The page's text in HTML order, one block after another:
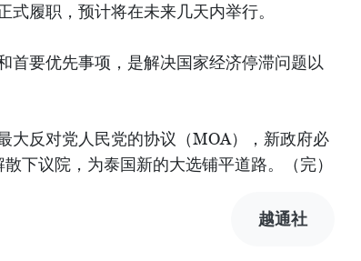
履职，预计将在未来几天内举行。
首要优先事项，是解决国家经济停滞问题以
大反对党人民党的协议（MOA），新政府必
下议院，为泰国新的大选铺平道路。（完）
越通社